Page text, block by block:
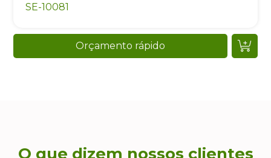
SE-10081
Orçamento rápido
O que dizem nossos clientes